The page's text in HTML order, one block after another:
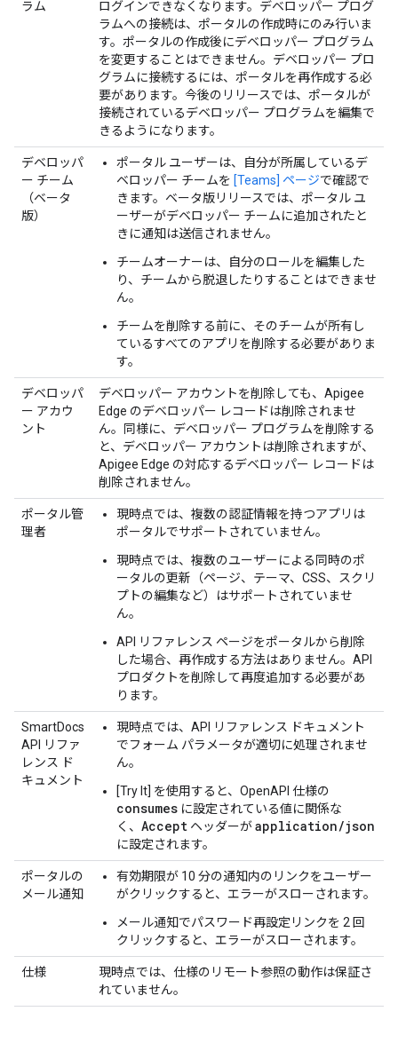
ラム
ログインできなくなります。デベロッパー プログ
ラムへの接続は、ポータルの作成時にのみ行いま
す。ポータルの作成後にデベロッパー プログラム
を変更することはできません。デベロッパー プロ
グラムに接続するには、ポータルを再作成する必
要があります。今後のリリースでは、ポータルが
接続されているデベロッパー プログラムを編集で
きるようになります。
デベロッパ
ー チーム
（ベータ
版）
ポータル ユーザーは、自分が所属しているデ
ベロッパー チームを [Teams] ページで確認で
きます。ベータ版リリースでは、ポータル ユ
ーザーがデベロッパー チームに追加されたと
きに通知は送信されません。
チームオーナーは、自分のロールを編集した
り、チームから脱退したりすることはできませ
ん。
チームを削除する前に、そのチームが所有し
ているすべてのアプリを削除する必要がありま
す。
デベロッパ
ー アカウ
ント
デベロッパー アカウントを削除しても、Apigee
Edge のデベロッパー レコードは削除されませ
ん。同様に、デベロッパー プログラムを削除する
と、デベロッパー アカウントは削除されますが、
Apigee Edge の対応するデベロッパー レコードは
削除されません。
ポータル管
理者
現時点では、複数の認証情報を持つアプリは
ポータルでサポートされていません。
現時点では、複数のユーザーによる同時のポ
ータルの更新（ページ、テーマ、CSS、スクリ
プトの編集など）はサポートされていませ
ん。
API リファレンス ページをポータルから削除
した場合、再作成する方法はありません。API
プロダクトを削除して再度追加する必要があ
ります。
SmartDocs
API リファ
レンス ド
キュメント
現時点では、API リファレンス ドキュメント
でフォーム パラメータが適切に処理されませ
ん。
[Try It] を使用すると、OpenAPI 仕様の
consumes に設定されている値に関係な
く、 Accept ヘッダーがapplication/json
に設定されます。
ポータルの
メール通知
有効期限が 10 分の通知内のリンクをユーザー
がクリックすると、エラーがスローされます。
メール通知でパスワード再設定リンクを 2 回
クリックすると、エラーがスローされます。
仕様
現時点では、仕様のリモート参照の動作は保証さ
れていません。